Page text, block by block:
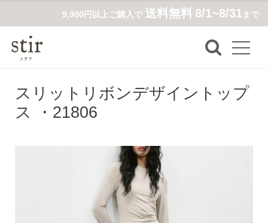
9,900円以上ご購入で 送料無料 8/1~8/31まで
スリットリボンデザイントップ
ス ・21806